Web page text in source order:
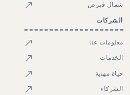
شمال قبرص
الشركات
معلومات عنا
الخدمات
حياة مهنية
الشركاء